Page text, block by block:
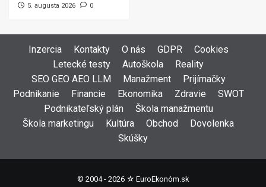
5. augusta 2026
0
Inzercia Kontakty O nás GDPR
Cookies
Letecké testy
Autoškola
Reality
SEO GEO AEO LLM
Manažment
Prijímačky
Podnikanie
Financie Ekonomika Zdravie
SWOT
Podnikateľský plán
Škola manažmentu
Škola marketingu
Kultúra Obchod
Dovolenka
Skúšky
© 2004 - 2026 ☆ EuroEkonóm.sk